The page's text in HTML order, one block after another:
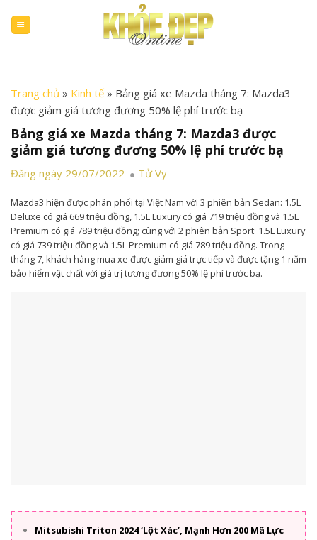
content
Trang chủ » Kinh tế » Bảng giá xe Mazda tháng 7: Mazda3
được giảm giá tương đương 50% lệ phí trước bạ
Bảng giá xe Mazda tháng 7: Mazda3 được
giảm giá tương đương 50% lệ phí trước bạ
Đăng ngày 29/07/2022 Tử Vy
Mazda3 hiện được phân phối tại Việt Nam với 3 phiên bản Sedan: 1.5L
Deluxe có giá 669 triệu đồng, 1.5L Luxury có giá 719 triệu đồng và 1.5L
Premium có giá 789 triệu đồng; cùng với 2 phiên bản Sport: 1.5L Luxury
có giá 739 triệu đồng và 1.5L Premium có giá 789 triệu đồng. Trong
tháng 7, khách hàng mua xe được giảm giá trực tiếp và được tặng 1 năm
bảo hiểm vật chất với giá trị tương đương 50% lệ phí trước bạ.
Mitsubishi Triton 2024 ‘Lột Xác’, Mạnh Hơn 200 Mã Lực